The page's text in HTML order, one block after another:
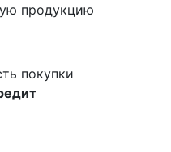
продукцию
покупки